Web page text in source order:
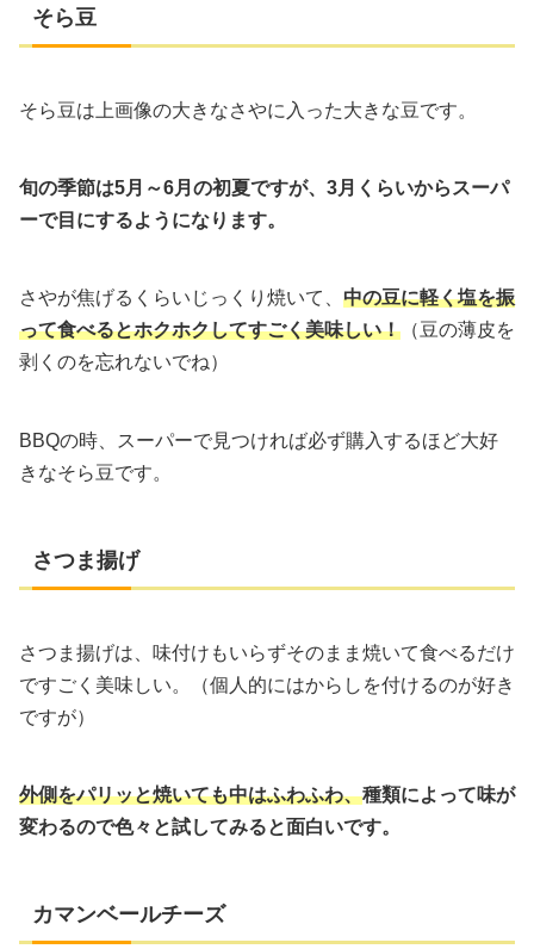
そら豆
そら豆は上画像の大きなさやに入った大きな豆です。
旬の季節は5月～6月の初夏ですが、3月くらいからスーパ
ーで目にするようになります。
さやが焦げるくらいじっくり焼いて、 中の豆に軽く塩を振
って食べるとホクホクしてすごく美味しい！ （豆の薄皮を
剥くのを忘れないでね）
BBQの時、スーパーで見つければ必ず購入するほど大好
きなそら豆です。
さつま揚げ
さつま揚げは、味付けもいらずそのまま焼いて食べるだけ
ですごく美味しい。（個人的にはからしを付けるのが好き
ですが）
外側をパリッと焼いても中はふわふわ、種類によって味が
変わるので色々と試してみると面白いです。
カマンベールチーズ